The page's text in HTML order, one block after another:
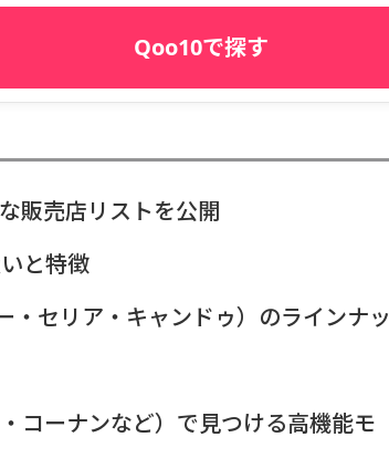
Qoo10で探す
販売店リストを公開
と特徴
・セリア・キャンドゥ）のラインナッ
コーナンなど）で見つける高機能モ